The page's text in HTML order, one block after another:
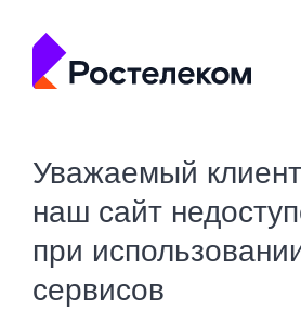
Уважаемый
наш сайт
при
сервисов